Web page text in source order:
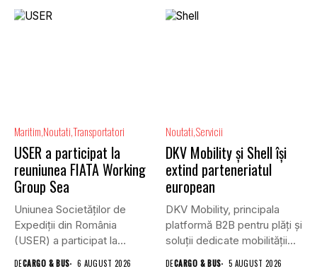
Maritim NoutatiTransportatori
USER a participat la
reuniunea FIATA Working
Group Sea
Uniunea Societăților de
Expediții din România
(USER) a participat la
reuniunea online...
DECARGO & BUS 6 AUGUST 2026
Noutati Servicii
DKV Mobility și Shell își
extind parteneriatul
european
DKV Mobility, principala
platformă B2B pentru plăți și
soluții dedicate mobilității
rutiere,...
DECARGO & BUS 5 AUGUST 2026